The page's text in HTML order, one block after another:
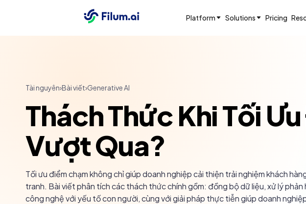
Platform Solutions Pricing
Tài nguyên›Bài viết›Generative AI
Thách Thức Khi Tối
Vượt Qua?
Tối ưu điểm chạm không chỉ giúp doanh nghiệp cải thiện trải nghiệm khách
tranh. Bài viết phân tích các thách thức chính gồm: đồng bộ dữ liệu, xử lý phản
công nghệ với yếu tố con người, cùng với giải pháp thực tiễn giúp doanh